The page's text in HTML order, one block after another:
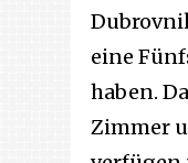
eine
haben.
Zimmer